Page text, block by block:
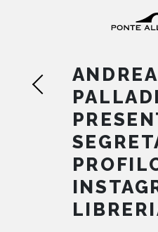
CHI
ANDREA